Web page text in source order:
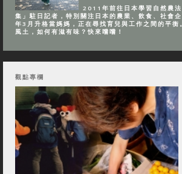
2011年前往日本學習自然農
集」駐日記者，特別關注日本的農業、飲食、社會
年3月升格當媽媽，正在尋找育兒與工作之間的平衡
風土，如何有滋有味？快來嚐嚐！
觀點專欄